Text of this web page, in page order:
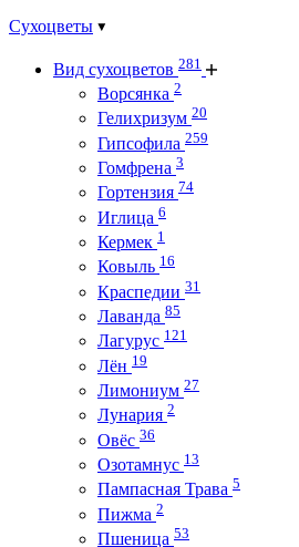
Сухоцветы
Вид сухоцветов 281
Ворсянка 2
Гелихризум 20
Гипсофила 259
Гомфрена 3
Гортензия 74
Иглица 6
Кермек 1
Ковыль 16
Краспедии 31
Лаванда 85
Лагурус 121
Лён 19
Лимониум 27
Лунария 2
Овёс 36
Озотамнус 13
Пампасная Трава 5
Пижма 2
Пшеница 53